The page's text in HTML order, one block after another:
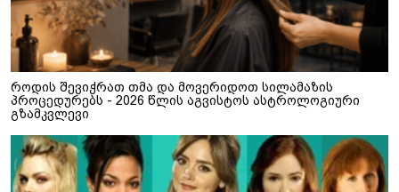
როდის შევიჭრათ თმა და მოვერიდოთ სილამაზის
პროცედურებს - 2026 წლის აგვისტოს ასტროლოგიური
გზამკვლევი